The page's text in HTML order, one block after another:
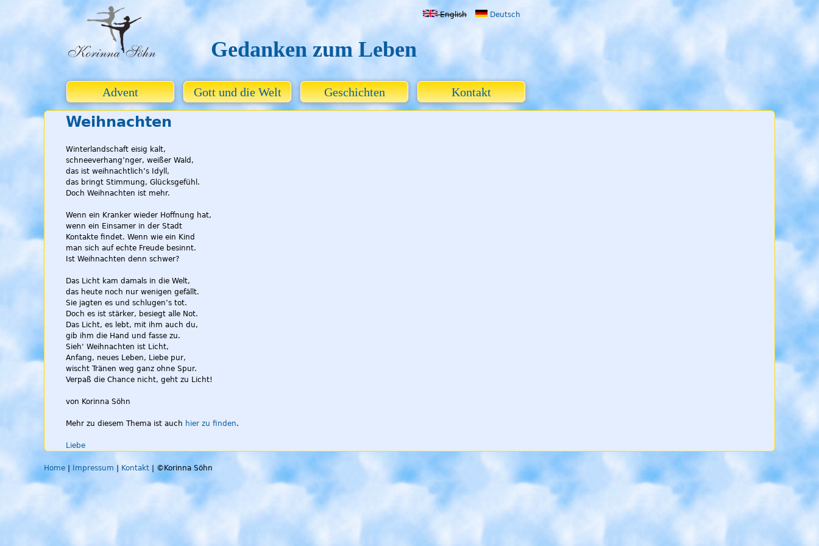
Jump to navigation
Gedanken zum Leben
English Deutsch
Weihnachten
Winterlandschaft eisig kalt,
schneeverhang’nger, weißer Wald,
das ist weihnachtlich’s Idyll,
das bringt Stimmung, Glücksgefühl.
Doch Weihnachten ist mehr.
Wenn ein Kranker wieder Hoffnung hat,
wenn ein Einsamer in der Stadt
Kontakte findet. Wenn wie ein Kind
man sich auf echte Freude besinnt.
Ist Weihnachten denn schwer?
Das Licht kam damals in die Welt,
das heute noch nur wenigen gefällt.
Sie jagten es und schlugen’s tot.
Doch es ist stärker, besiegt alle Not.
Das Licht, es lebt, mit ihm auch du,
gib ihm die Hand und fasse zu.
Sieh‘ Weihnachten ist Licht,
Anfang, neues Leben, Liebe pur,
wischt Tränen weg ganz ohne Spur.
Verpaß die Chance nicht, geht zu Licht!
von Korinna Söhn
Mehr zu diesem Thema ist auch hier zu finden.
Liebe
Advent Gott und die Welt Geschichten Kontakt
Home Impressum Kontakt | ©Korinna Söhn